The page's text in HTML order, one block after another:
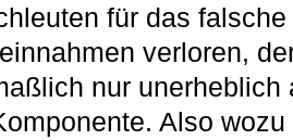
für das
verloren,
nur
Also